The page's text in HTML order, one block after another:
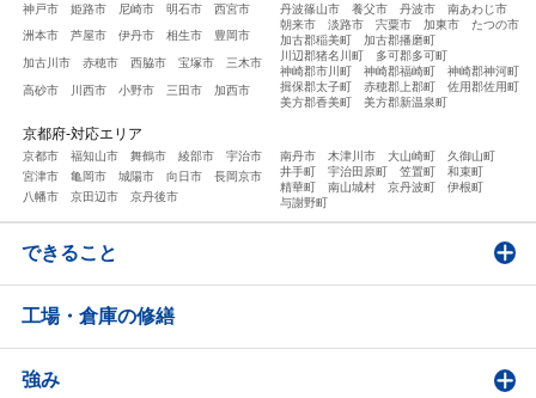
神戸市 姫路市 尼崎市 明石市 西宮市
洲本市 芦屋市 伊丹市 相生市 豊岡市
加古川市 赤穂市 西脇市 宝塚市 三木市
高砂市 川西市 小野市 三田市 加西市
丹波篠山市 養父市 丹波市
南あわじ市
朝来市
淡路市 宍粟市 加東市
たつの市
加古郡稲美町
加古郡播磨町
川辺郡猪名川町
多可郡多可町
神崎郡市川町
神崎郡福崎町
神崎郡神河町
揖保郡太子町
赤穂郡上郡町
佐用郡佐用町
美方郡香美町
美方郡新温泉町
京都府-対応エリア
京都市 福知山市 舞鶴市 綾部市
宇治市
宮津市
亀岡市 城陽市 向日市
長岡京市
八幡市
京田辺市 京丹後市
南丹市 木津川市 大山崎町
久御山町
井手町
宇治田原町 笠置町
和束町
精華町
南山城村 京丹波町
伊根町
与謝野町
できること
工場・倉庫の修繕
強み